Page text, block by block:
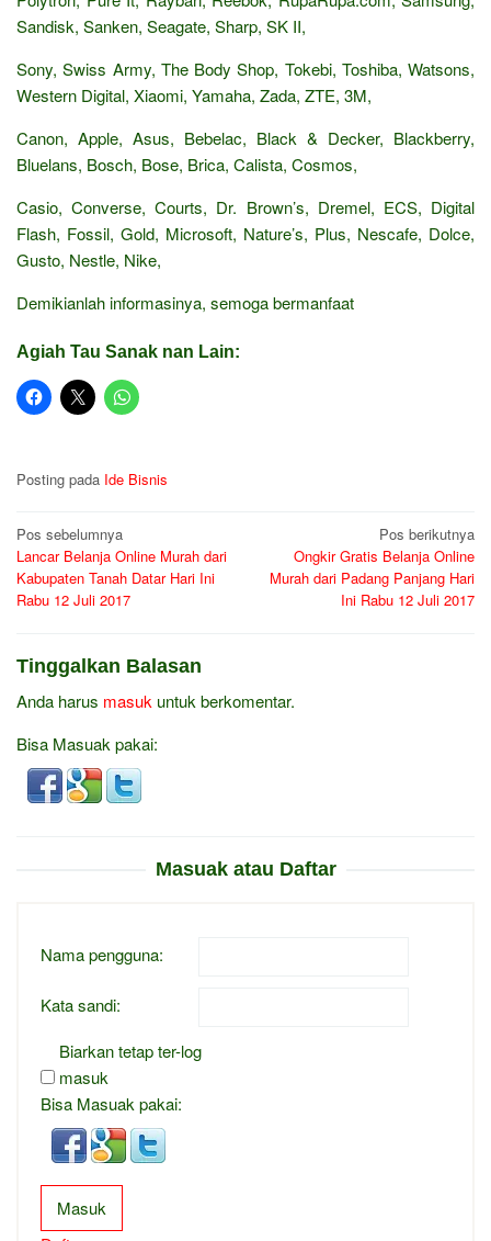
Sandisk, Sanken, Seagate, Sharp, SK II,
Sony, Swiss Army, The Body Shop, Tokebi, Toshiba, Watsons,
Western Digital, Xiaomi, Yamaha, Zada, ZTE, 3M,
Canon, Apple, Asus, Bebelac, Black & Decker, Blackberry,
Bluelans, Bosch, Bose, Brica, Calista, Cosmos,
Casio, Converse, Courts, Dr. Brown’s, Dremel, ECS, Digital
Flash, Fossil, Gold, Microsoft, Nature’s, Plus, Nescafe, Dolce,
Gusto, Nestle, Nike,
Demikianlah informasinya, semoga bermanfaat
Agiah Tau Sanak nan Lain:
Posting pada Ide Bisnis
Navigasi
pos
Pos sebelumnya
Lancar Belanja Online Murah dari
Kabupaten Tanah Datar Hari Ini
Rabu 12 Juli 2017
Pos berikutnya
Ongkir Gratis Belanja Online
Murah dari Padang Panjang Hari
Ini Rabu 12 Juli 2017
Tinggalkan Balasan
Anda harus masuk untuk berkomentar.
Bisa Masuak pakai:
Masuak atau Daftar
Nama pengguna:
Kata sandi:
Biarkan tetap ter-log
masuk
Bisa Masuak pakai:
Masuk